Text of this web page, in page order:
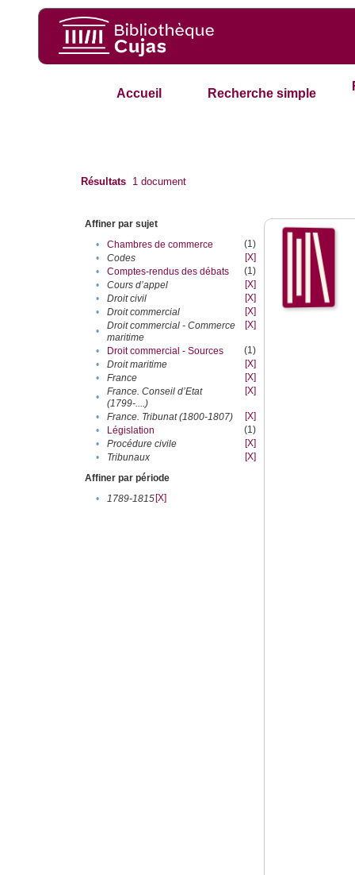
Accueil Recherche simple
Résultats 1 document
Affiner par sujet
•
Chambres de commerce
(1)
•
Codes
[X]
•
Comptes-rendus des débats
(1)
•
Cours d’appel
[X]
•
Droit civil
[X]
•
Droit commercial
[X]
•
Droit commercial - Commerce
maritime
[X]
• Droit commercial - Sources
(1)
•
Droit maritime
[X]
•
France
[X]
•
France. Conseil d’Etat
(1799-....)
[X]
• France. Tribunat (1800-1807)
[X]
•
Législation
(1)
•
Procédure civile
[X]
•
Tribunaux
[X]
Affiner par période
•
1789-1815[X]